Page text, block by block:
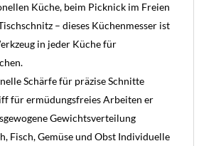
Küche, beim Picknick im Freien
– dieses Küchenmesser ist
in jeder Küche für
Schärfe für präzise Schnitte
für ermüdungsfreies Arbeiten er
Gewichtsverteilung
Fisch, Gemüse und Obst Individuelle